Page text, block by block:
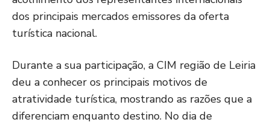
dos principais mercados emissores da oferta
turística nacional.
Durante a sua participação, a CIM região de Leiria
deu a conhecer os principais motivos de
atratividade turística, mostrando as razões que a
diferenciam enquanto destino. No dia de